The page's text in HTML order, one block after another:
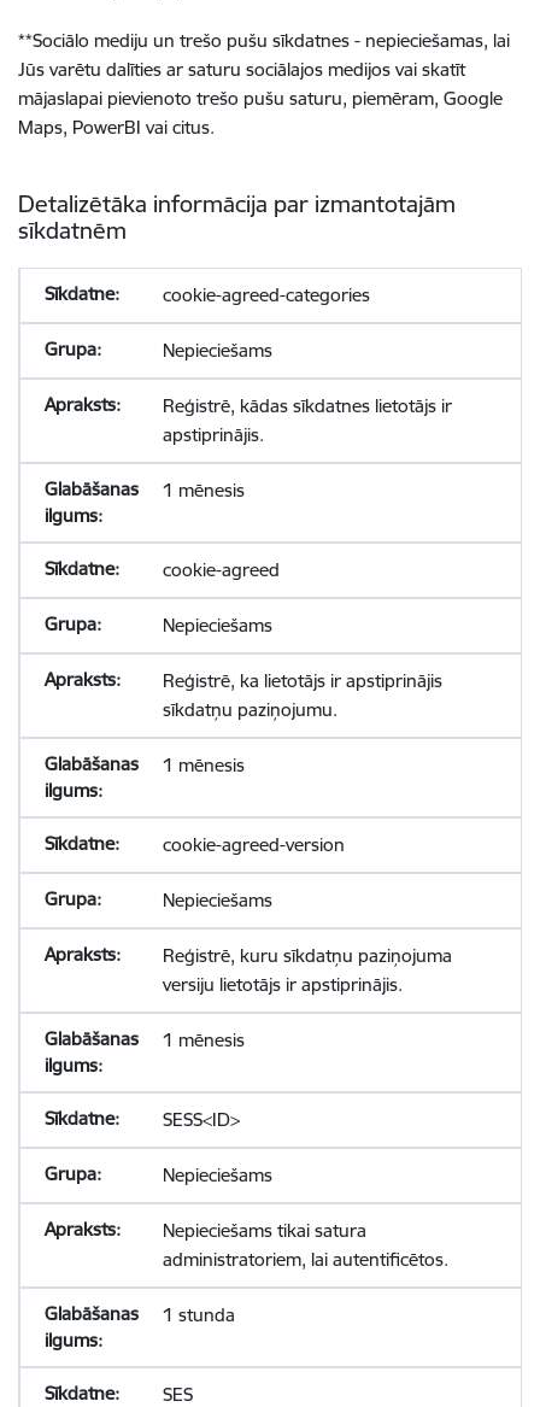
**Sociālo mediju un trešo pušu sīkdatnes - nepieciešamas, lai
Jūs varētu dalīties ar saturu sociālajos medijos vai skatīt
mājaslapai pievienoto trešo pušu saturu, piemēram, Google
Maps, PowerBI vai citus.
Detalizētāka informācija par izmantotajām
sīkdatnēm
cookie-agreed-categories
Nepieciešams
Reģistrē, kādas sīkdatnes lietotājs ir
apstiprinājis.
1 mēnesis
cookie-agreed
Nepieciešams
Reģistrē, ka lietotājs ir apstiprinājis
sīkdatņu paziņojumu.
1 mēnesis
cookie-agreed-version
Nepieciešams
Reģistrē, kuru sīkdatņu paziņojuma
versiju lietotājs ir apstiprinājis.
1 mēnesis
SESS<ID>
Nepieciešams
Nepieciešams tikai satura
administratoriem, lai autentificētos.
1 stunda
SES